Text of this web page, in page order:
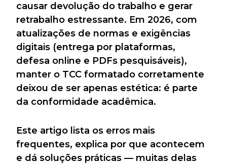
causar devolução do trabalho e gerar
retrabalho estressante. Em 2026, com
atualizações de normas e exigências
digitais (entrega por plataformas,
defesa online e PDFs pesquisáveis),
manter o TCC formatado corretamente
deixou de ser apenas estética: é parte
da conformidade acadêmica.
Este artigo lista os erros mais
frequentes, explica por que acontecem
e dá soluções práticas — muitas delas